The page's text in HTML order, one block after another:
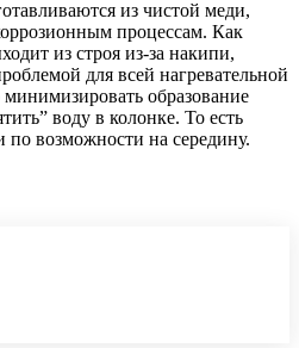
из чистой меди,
процессам. Как
из строя из-за накипи,
для всей нагревательной
образование
воду в колонке. То есть
по возможности на середину.